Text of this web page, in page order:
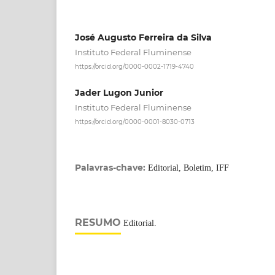
José Augusto Ferreira da Silva
Instituto Federal Fluminense
https://orcid.org/0000-0002-1719-4740
Jader Lugon Junior
Instituto Federal Fluminense
https://orcid.org/0000-0001-8030-0713
Palavras-chave: Editorial, Boletim, IFF
RESUMO Editorial.